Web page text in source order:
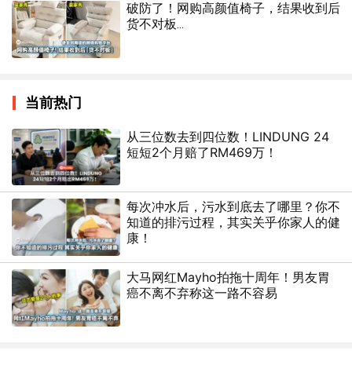
破防了！网购高颜值椅子，结果收到后
货不对板...
当前热门
从三位数去到四位数！LINDUNG 24
短短2个月赔了RM469万！
每次冲水后，污水到底去了哪里？你不
知道的排污过程，其实关乎你家人的健
康！
大马网红Mayho拍拖十周年！男友胃
癌不离不弃称这一路不容易